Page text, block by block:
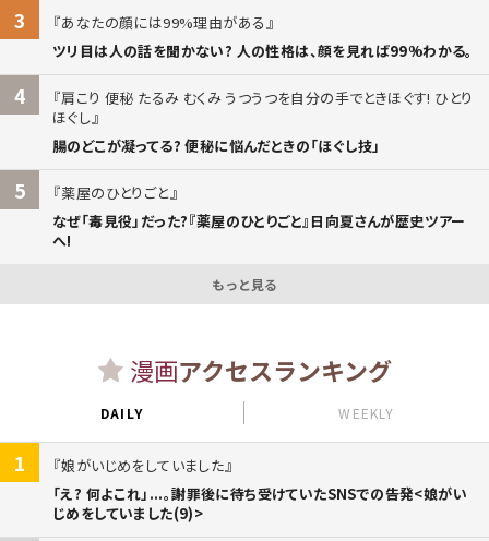
3
あなたの顔には99%理由がある
ツリ目は人の話を聞かない? 人の性格は、顔を見れば99%わかる。
4
肩こり 便秘 たるみ むくみ うつうつを自分の手でときほぐす! ひとり
ほぐし
腸のどこが凝ってる? 便秘に悩んだときの「ほぐし技」
5
薬屋のひとりごと
なぜ「毒見役」だった?『薬屋のひとりごと』日向夏さんが歴史ツアー
へ!
もっと見る
漫画アクセスランキング
DAILY WEEKLY
1
娘がいじめをしていました
「え? 何よこれ」...。謝罪後に待ち受けていたSNSでの告発<娘がい
じめをしていました(9)>